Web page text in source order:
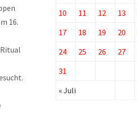
16.
10
11 12 13
17
18 19 20
24
25 26 27
31
« Juli